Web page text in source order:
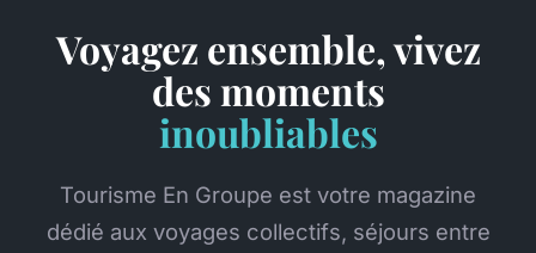
Voyagez ensemble, vivez
des moments
inoubliables
Tourisme En Groupe est votre magazine
dédié aux voyages collectifs, séjours entre